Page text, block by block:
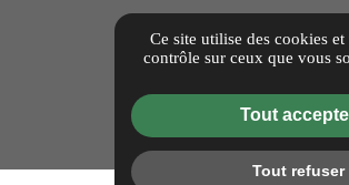
Ce site utilise des cookies
contrôle sur ceux que vous
Tout
Tout refuser